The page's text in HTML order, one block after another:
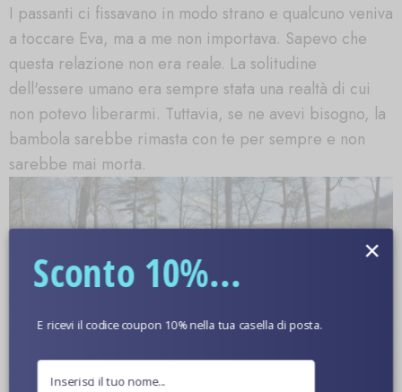
I passanti ci fissavano in modo strano e qualcuno veniva
a toccare Eva, ma a me non importava. Sapevo che
questa relazione non era reale. La solitudine
dell'essere umano era sempre stata una realtà di cui
non potevo liberarmi. Tuttavia, se ne avevi bisogno, la
bambola sarebbe rimasta con te per sempre e non
sarebbe mai morta.
Sconto 10%...
E ricevi il codice coupon 10% nella tua casella di posta.
×